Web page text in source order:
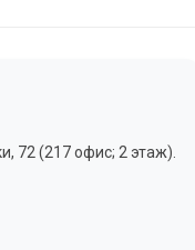
72 (217 офис; 2 этаж).